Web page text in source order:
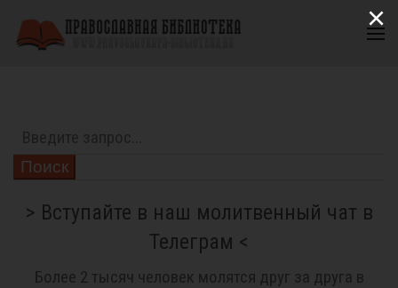
Поиск
> Вступайте в наш молитвенный чат в
Телеграм <
Более 2 тысяч человек молятся друг за друга в
×